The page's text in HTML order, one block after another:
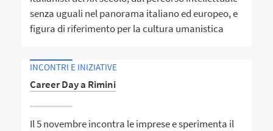
senza uguali nel panorama italiano ed europeo, e
figura di riferimento per la cultura umanistica
INCONTRI E INIZIATIVE
Career Day a Rimini
Il 5 novembre incontra le imprese e sperimenta il